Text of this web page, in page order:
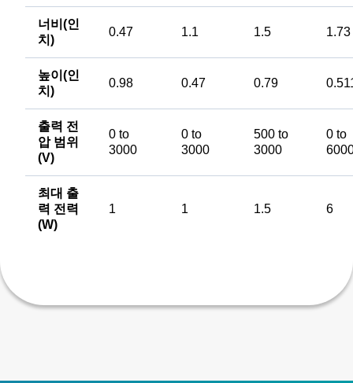
너비(인
치)
0.47 1.1 1.5 1.73
높이(인
치)
0.98 0.47 0.79
출력 전
압 범위
(V)
0 to
3000
0 to
3000
500 to
3000
0 to
최대 출
력 전력
(W)
1 1 1.5 6